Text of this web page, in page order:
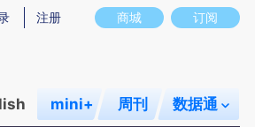
图存在偏差。不代表财新观点和立场。推荐点击
商城 订阅
注册
mini+ 周刊 数据通